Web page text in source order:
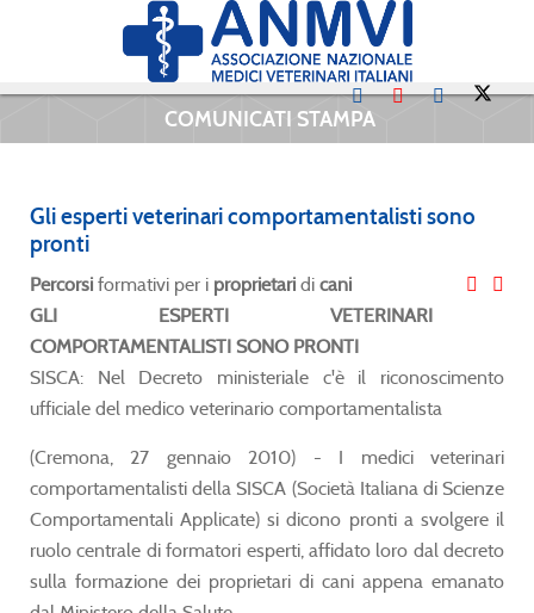
COMUNICATI STAMPA
Gli esperti veterinari comportamentalisti sono
pronti
Percorsi formativi per i proprietari di cani
GLI ESPERTI VETERINARI
COMPORTAMENTALISTI SONO PRONTI
SISCA: Nel Decreto ministeriale c'è il riconoscimento
ufficiale del medico veterinario comportamentalista
(Cremona, 27 gennaio 2010) - I medici veterinari
comportamentalisti della SISCA (Società Italiana di Scienze
Comportamentali Applicate) si dicono pronti a svolgere il
ruolo centrale di formatori esperti, affidato loro dal decreto
sulla formazione dei proprietari di cani appena emanato